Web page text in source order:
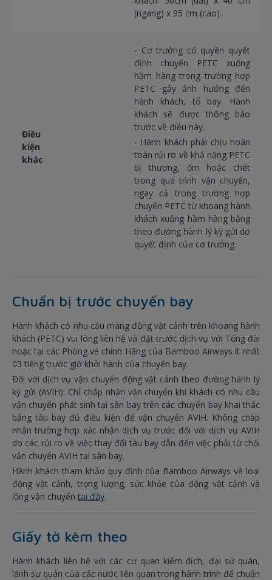
(ngang) x 95 cm (cao).
Điều
kiện
khác
- Cơ trưởng có quyền quyết
định chuyển PETC xuống
hầm hàng trong trường hợp
PETC gây ảnh hưởng đến
hành khách, tổ bay. Hành
khách sẽ được thông báo
trước về điều này.
- Hành khách phải chịu hoàn
toàn rủi ro về khả năng PETC
bị thương, ốm hoặc chết
trong quá trình vận chuyển,
ngay cả trong trường hợp
chuyển PETC từ khoang hành
khách xuống hầm hàng bằng
theo đường hành lý ký gửi do
quyết định của cơ trưởng.
Chuẩn bị trước chuyến bay
Hành khách có nhu cầu mang động vật cảnh trên khoang hành
khách (PETC) vui lòng liên hệ và đặt trước dịch vụ với Tổng đài
hoặc tại các Phòng vé chính Hãng của Bamboo Airways ít nhất
03 tiếng trước giờ khởi hành của chuyến bay.
Đối với dịch vụ vận chuyển động vật cảnh theo đường hành lý
ký gửi (AVIH): Chỉ chấp nhận vận chuyển khi khách có nhu cầu
vận chuyển phát sinh tại sân bay trên các chuyến bay khai thác
bằng tàu bay đủ điều kiện để vận chuyển AVIH. Không chấp
nhận trường hợp xác nhận dịch vụ trước đối với dịch vụ AVIH
do các rủi ro về việc thay đổi tàu bay dẫn đến việc phải từ chối
vận chuyển AVIH tại sân bay.
Hành khách tham khảo quy định của Bamboo Airways về loại
động vật cảnh, trọng lượng, sức khỏe của động vật cảnh và
lồng vận chuyển tại đây.
Giấy tờ kèm theo
Hành khách liên hệ với các cơ quan kiểm dịch, đại sứ quán,
lãnh sự quán của các nước liên quan trong hành trình để chuẩn